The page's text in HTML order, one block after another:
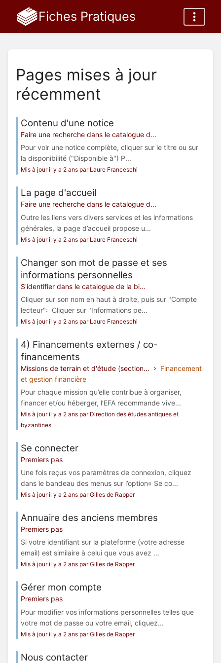
Fiches Pratiques
Pages mises à jour
récemment
Contenu d'une notice
Faire une recherche dans le catalogue d...
Pour voir une notice complète, cliquer sur le titre ou sur
la disponibilité ("Disponible à") P...
Mis à jour il y a 2 ans par Laure Franceschi
La page d'accueil
Faire une recherche dans le catalogue d...
Outre les liens vers divers services et les informations
générales, la page d’accueil propose u...
Mis à jour il y a 2 ans par Laure Franceschi
Changer son mot de passe et ses
informations personnelles
S'identifier dans le catalogue de la bi...
Cliquer sur son nom en haut à droite, puis sur "Compte
lecteur": Cliquer sur "Informations pe...
Mis à jour il y a 2 ans par Laure Franceschi
4) Financements externes / co-
financements
Missions de terrain et d'étude (section...
Financement
et gestion financière
Pour chaque mission qu’elle contribue à organiser,
financer et/ou héberger, l’EFA recommande vive...
Mis à jour il y a 2 ans par Direction des études antiques et
byzantines
Se connecter
Premiers pas
Une fois reçus vos paramètres de connexion, cliquez
dans le bandeau des menus sur l’option« Se co...
Mis à jour il y a 2 ans par Gilles de Rapper
Annuaire des anciens membres
Premiers pas
Si votre identifiant sur la plateforme (votre adresse
email) est similaire à celui que vous avez ...
Mis à jour il y a 2 ans par Gilles de Rapper
Gérer mon compte
Premiers pas
Pour modifier vos informations personnelles telles que
votre mot de passe ou votre email, cliquez...
Mis à jour il y a 2 ans par Gilles de Rapper
Nous contacter